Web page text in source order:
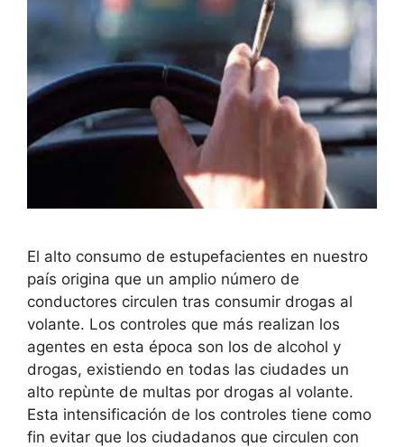
El alto consumo de estupefacientes en nuestro
país origina que un amplio número de
conductores circulen tras consumir drogas al
volante. Los controles que más realizan los
agentes en esta época son los de alcohol y
drogas, existiendo en todas las ciudades un
alto repùnte de multas por drogas al volante.
Esta intensificación de los controles tiene como
fin evitar que los ciudadanos que circulen con